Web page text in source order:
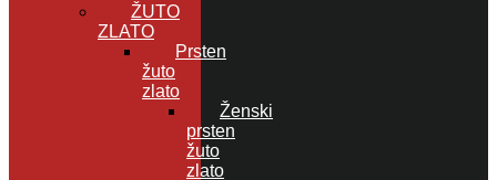
ŽUTO
ZLATO
Prsten
žuto
zlato
Ženski
prsten
žuto
zlato